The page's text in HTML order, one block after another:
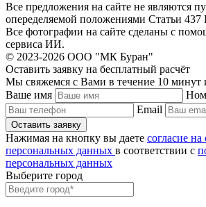
Все предложения на сайте не являются
опеределяемой положениями Статьи
Все фотографии на сайте сделаны с
сервиса ИИ.
© 2023-2026 ООО "МК Буран"
Оставить заявку на бесплатный расчёт
Мы свяжемся с Вами в течение 10 минут
Ваше имя
Email
Нажимая на кнопку вы даете согласие
персональных данных в соответствии с
персональных данных
Выберите город